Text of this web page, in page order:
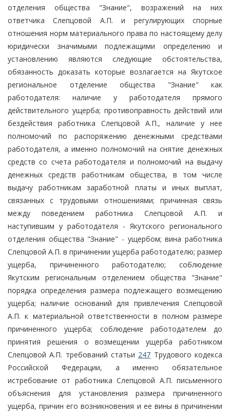
отделения общества "Знание", возражений на них
ответчика Слепцовой А.П. и регулирующих спорные
отношения норм материального права по настоящему делу
юридически значимыми подлежащими определению и
установлению являются следующие обстоятельства,
обязанность доказать которые возлагается на Якутское
региональное отделение общества "Знание" как
работодателя: наличие у работодателя прямого
действительного ущерба; противоправность действий или
бездействия работника Слепцовой А.П., наличие у нее
полномочий по распоряжению денежными средствами
работодателя, а именно полномочий на снятие денежных
средств со счета работодателя и полномочий на выдачу
денежных средств работникам общества, в том числе
выдачу работникам заработной платы и иных выплат,
связанных с трудовыми отношениями; причинная связь
между поведением работника Слепцовой А.П. и
наступившим у работодателя - Якутского регионального
отделения общества "Знание" - ущербом; вина работника
Слепцовой А.П. в причинении ущерба работодателю; размер
ущерба, причиненного работодателю; соблюдение
Якутским региональным отделением общества "Знание"
порядка определения размера подлежащего возмещению
ущерба; наличие оснований для привлечения Слепцовой
А.П. к материальной ответственности в полном размере
причиненного ущерба; соблюдение работодателем до
принятия решения о возмещении ущерба работником
Слепцовой А.П. требований статьи 247 Трудового кодекса
Российской Федерации, а именно обязательное
истребование от работника Слепцовой А.П. письменного
объяснения для установления размера причиненного
ущерба, причин его возникновения и ее вины в причинении